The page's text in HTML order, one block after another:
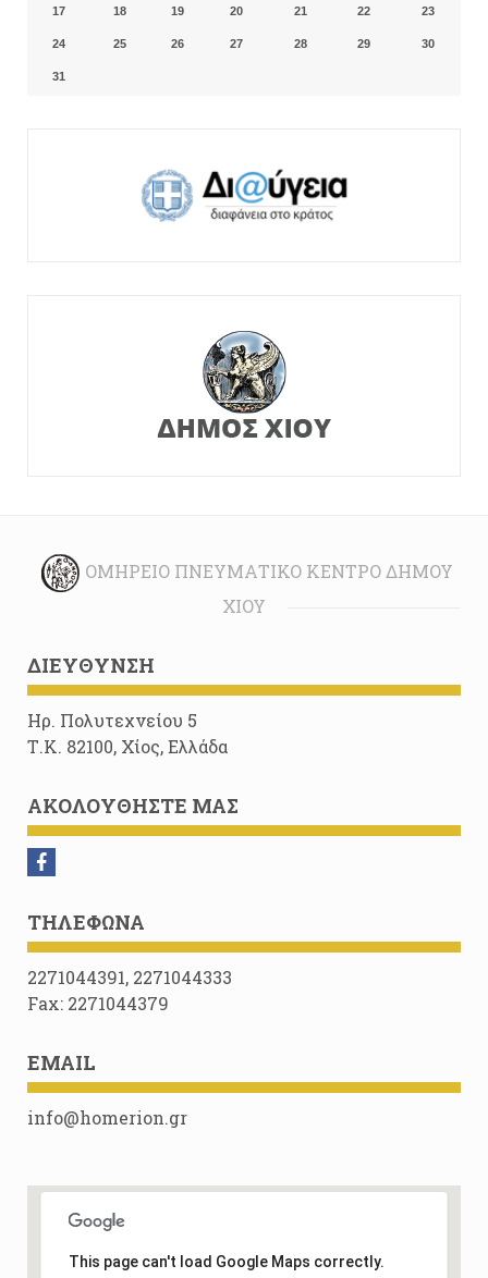
17 18 19 20 21 22 23
24 25 26 27 28 29 30
31
ΟΜΉΡΕΙΟ ΠΝΕΥΜΑΤΙΚΌ ΚΈΝΤΡΟ ΔΉΜΟΥ
ΧΊΟΥ
ΔΙΕΎΘΥΝΣΗ
Ηρ. Πολυτεχνείου 5
Τ.Κ. 82100, Χίος, Ελλάδα
ΑΚΟΛΟΥΘΉΣΤΕ ΜΑΣ
ΤΗΛΈΦΩΝΑ
2271044391, 2271044333
Fax: 2271044379
EMAIL
info@homerion.gr
This page can't load Google Maps correctly.